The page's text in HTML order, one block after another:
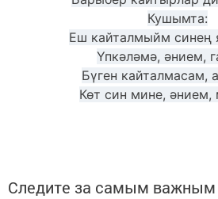
Кушымта:
Еш кайталмыйм синең
Үпкәләмә, әнием,
Бүген кайталмасам,
Көт син мине, әнием,
Следите за самым важным